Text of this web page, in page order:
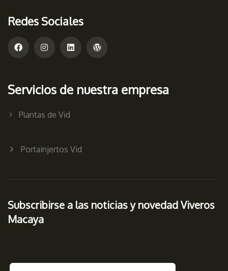
Redes Sociales
Servicios de nuestra empresa
Plantas de Vid
Portainjertos Vid
Subscribirse a las noticias y novedad Viveros
Macaya